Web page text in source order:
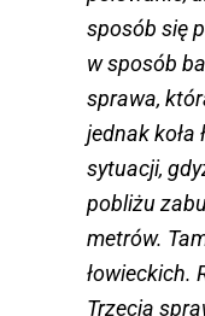
sposób się
w sposób
sprawa,
jednak koła
sytuacji,
pobliżu
metrów.
łowieckich.
Trzecia